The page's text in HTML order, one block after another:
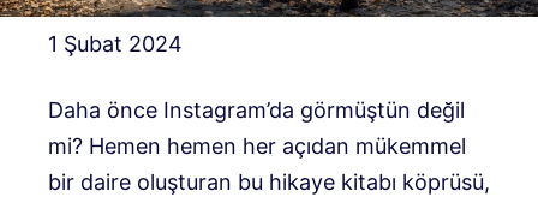
1 Şubat 2024
Daha önce Instagram’da görmüştün değil
mi? Hemen hemen her açıdan mükemmel
bir daire oluşturan bu hikaye kitabı köprüsü,